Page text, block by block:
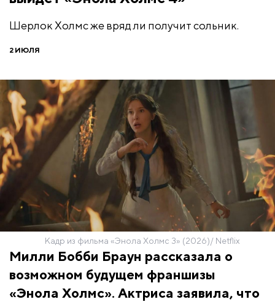
Шерлок Холмс же вряд ли получит сольник.
2 ИЮЛЯ
Кадр из фильма «Энола Холмс 3» (2026)/ Netflix
Милли Бобби Браун рассказала о
возможном будущем франшизы
«Энола Холмс». Актриса заявила, что